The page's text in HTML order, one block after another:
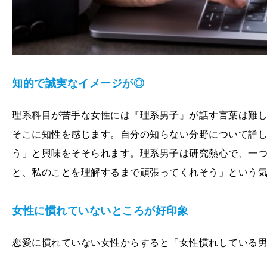
知的で誠実なイメージが◎
理系科目が苦手な女性には『理系男子』が話す言葉は難
そこに知性を感じます。自分の知らない分野について詳
う」と興味をそそられます。理系男子は研究熱心で、一
と、私のことを理解するまで頑張ってくれそう」という
女性に慣れていないところが好印象
恋愛に慣れていない女性からすると「女性慣れしている